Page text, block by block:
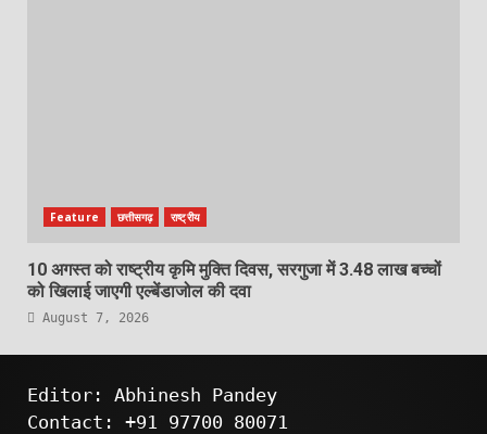
Feature छत्तीसगढ़ राष्ट्रीय
10 अगस्त को राष्ट्रीय कृमि मुक्ति दिवस, सरगुजा में 3.48 लाख बच्चों
को खिलाई जाएगी एल्बेंडाजोल की दवा
August 7, 2026
Editor: Abhinesh Pandey
Contact: +91 97700 80071